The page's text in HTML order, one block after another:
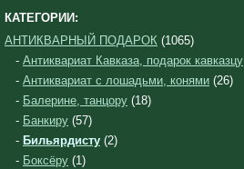
КАТЕГОРИИ:
АНТИКВАРНЫЙ ПОДАРОК (1065)
- Антиквариат Кавказа, подарок кавказцу
- Антиквариат с лошадьми, конями (26)
- Балерине, танцору (18)
- Банкиру (57)
- Бильярдисту (2)
- Боксёру (1)